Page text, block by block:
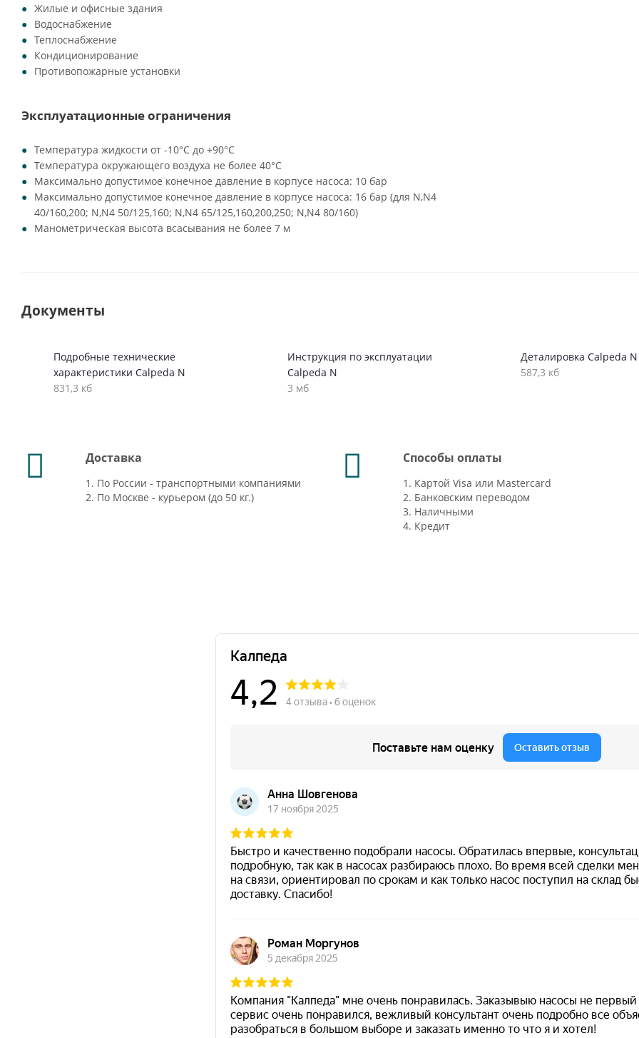
Жилые и офисные здания
Водоснабжение
Теплоснабжение
Кондиционирование
Противопожарные установки
Эксплуатационные ограничения
Температура жидкости от -10°C до +90°C
Температура окружающего воздуха не более 40°C
Максимально допустимое конечное давление в корпусе насоса: 10 бар
Максимально допустимое конечное давление в корпусе насоса: 16 бар (для N,N4
40/160,200; N,N4 50/125,160; N,N4 65/125,160,200,250; N,N4 80/160)
Манометрическая высота всасывания не более 7 м
Документы
Подробные технические
характеристики Calpeda N
831,3 кб
Инструкция по эксплуатации
Calpeda N
3 мб
Деталировка Calpeda N
587,3 кб
Доставка
1. По России - транспортными компаниями
2. По Москве - курьером (до 50 кг.)
Способы оплаты
1. Картой Visa или Mastercard
2. Банковским переводом
3. Наличными
4. Кредит